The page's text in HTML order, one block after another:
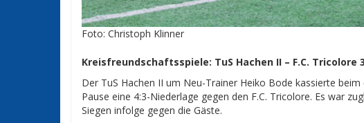
Foto: Christoph Klinner
Kreisfreundschaftsspiele: TuS Hachen II – F.C. Tricolore
Der TuS Hachen II um Neu-Trainer Heiko Bode kassierte
Pause eine 4:3-Niederlage gegen den F.C. Tricolore. Es war
Siegen infolge gegen die Gäste.